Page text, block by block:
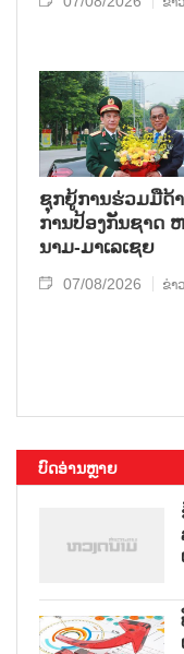
ຊຸກ​ຍູ້​ການ​ຮ່ວມ​ມື​ດ້
ການ​ປ້ອງ​ກັນ​ຊາດ
ນາມ-ມາ​ເລ​ເຊຍ
07/08/2026 ຂ່າ
ບົດອ່ານຫຼາຍ